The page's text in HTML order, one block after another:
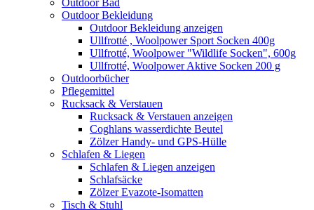
Outdoor Bad
Outdoor Bekleidung
Outdoor Bekleidung anzeigen
Ullfrotté , Woolpower Sport Socken 400g
Ullfrotté, Woolpower "Wildlife Socken", 600g
Ullfrotté, Woolpower Aktive Socken 200 g
Outdoorbücher
Pflegemittel
Rucksack & Verstauen
Rucksack & Verstauen anzeigen
Coghlans wasserdichte Beutel
Zölzer Handy- und GPS-Hülle
Schlafen & Liegen
Schlafen & Liegen anzeigen
Schlafsäcke
Zölzer Evazote-Isomatten
Tisch & Stuhl